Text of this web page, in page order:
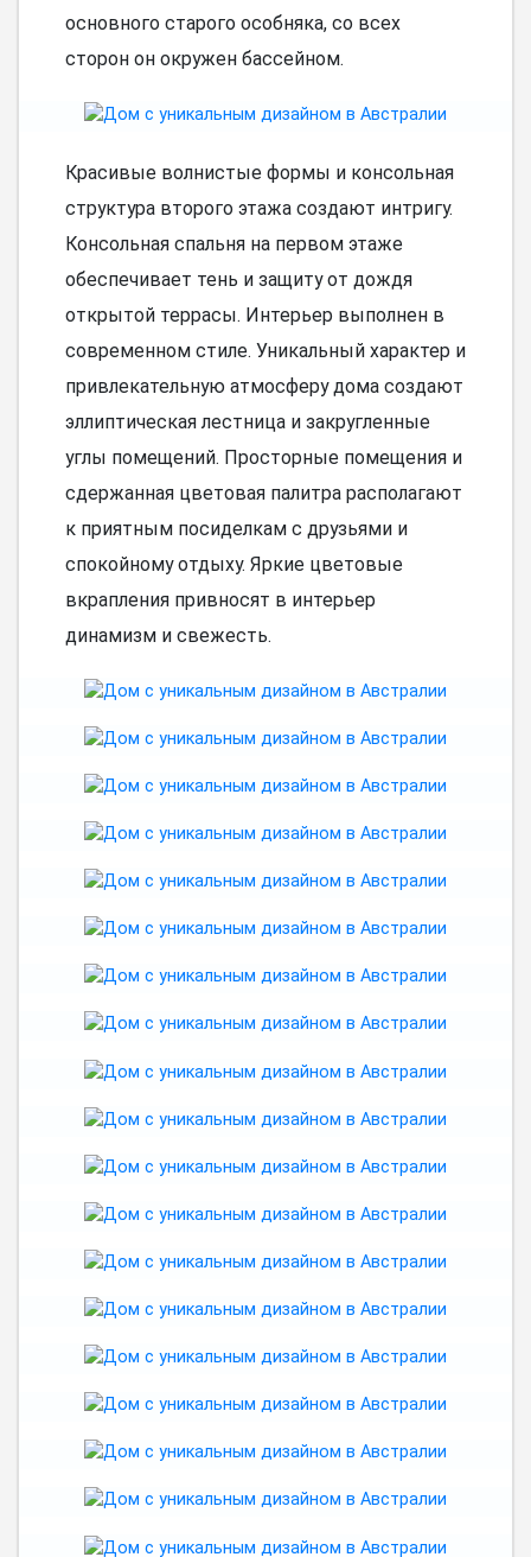
основного старого особняка, со всех
сторон он окружен бассейном.
Красивые волнистые формы и консольная
структура второго этажа создают интригу.
Консольная спальня на первом этаже
обеспечивает тень и защиту от дождя
открытой террасы. Интерьер выполнен в
современном стиле. Уникальный характер и
привлекательную атмосферу дома создают
эллиптическая лестница и закругленные
углы помещений. Просторные помещения и
сдержанная цветовая палитра располагают
к приятным посиделкам с друзьями и
спокойному отдыху. Яркие цветовые
вкрапления привносят в интерьер
динамизм и свежесть.